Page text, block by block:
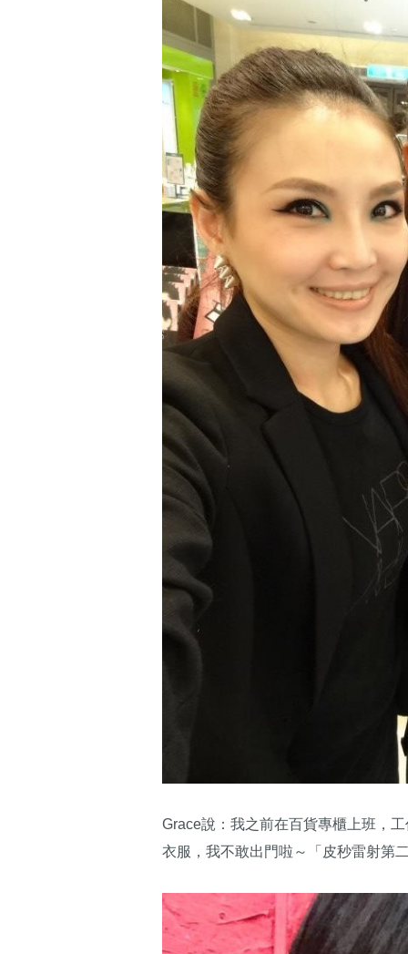
Grace說：我之前在百貨專櫃上班，
衣服，我不敢出門啦～「皮秒雷射第